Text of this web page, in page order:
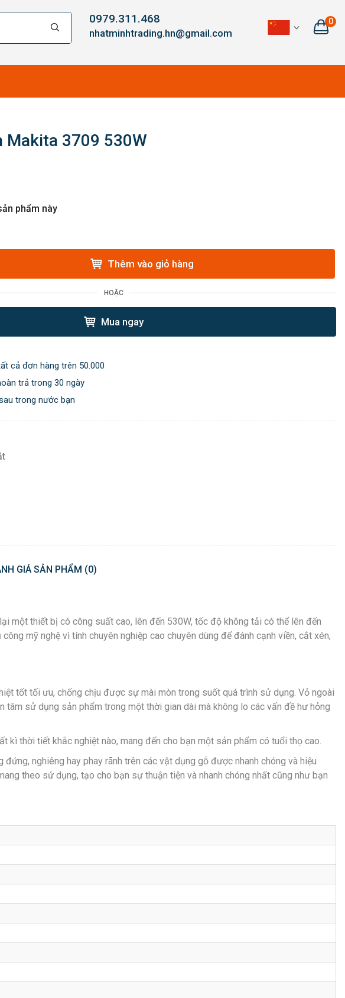
0979.311.468
nhatminhtrading.hn@gmail.com
0
Makita 3709 530W
phẩm này
Thêm vào giỏ hàng
HOẶC
Mua ngay
cả đơn hàng trên 50.000
trả trong 30 ngày
trong nước bạn
GIÁ SẢN PHẨM (0)
một thiết bị có công suất cao, lên đến 530W, tốc độ không tải có thể lên đến
mỹ nghệ vì tính chuyên nghiệp cao chuyên dùng để đánh cạnh viền, cắt xén,
tốt tối ưu, chống chịu được sự mài mòn trong suốt quá trình sử dụng. Vỏ ngoài
sử dụng sản phẩm trong một thời gian dài mà không lo các vấn đề hư hỏng
thời tiết khắc nghiệt nào, mang đến cho bạn một sản phẩm có tuổi thọ cao.
nghiêng hay phay rãnh trên các vật dụng gỗ được nhanh chóng và hiệu
theo sử dụng, tạo cho bạn sự thuận tiện và nhanh chóng nhất cũng như bạn